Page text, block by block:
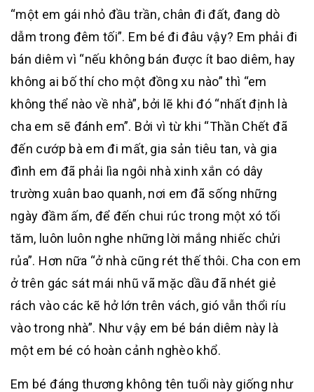
“một em gái nhỏ đầu trần, chân đi đất, đang dò
dẫm trong đêm tối”. Em bé đi đâu vậy? Em phải đi
bán diêm vì “nếu không bán được ít bao diêm, hay
không ai bố thí cho một đồng xu nào” thì “em
không thể nào về nhà”, bởi lẽ khi đó “nhất định là
cha em sẽ đánh em”. Bởi vì từ khi “Thần Chết đã
đến cướp bà em đi mất, gia sản tiêu tan, và gia
đình em đã phải lìa ngôi nhà xinh xắn có dây
trường xuân bao quanh, nơi em đã sống những
ngày đầm ấm, để đến chui rúc trong một xó tối
tăm, luôn luôn nghe những lời mắng nhiếc chửi
rủa”. Hơn nữa “ở nhà cũng rét thế thôi. Cha con em
ở trên gác sát mái nhũ vã mặc dầu đã nhét giẻ
rách vào các kẽ hở lớn trên vách, gió vẫn thổi ríu
vào trong nhà”. Như vậy em bé bán diêm này là
một em bé có hoàn cảnh nghèo khổ.
Em bé đáng thương không tên tuổi này giống như